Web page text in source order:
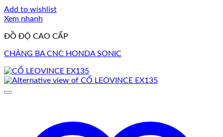
Add to wishlist
Xem nhanh
ĐỒ ĐỘ CAO CẤP
CHẢNG BA CNC HONDA SONIC